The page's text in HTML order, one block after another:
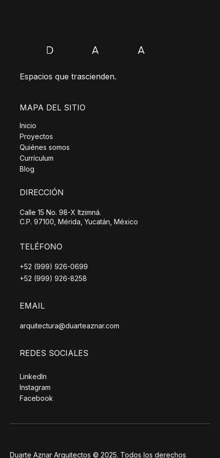
Espacios que trascienden.
MAPA DEL SITIO
Inicio
Proyectos
Quiénes somos
Currículum
Blog
DIRECCIÓN
Calle 15 No. 98-X Itzimná.
C.P. 97100, Mérida, Yucatán, México
TELÉFONO
+52 (999) 926-0699
+52 (999) 926-8258
EMAIL
arquitectura@duarteaznar.com
REDES SOCIALES
LinkedIn
Instagram
Facebook
Duarte Aznar Arquitectos © 2025. Todos los derechos